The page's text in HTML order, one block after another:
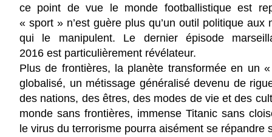
ce point de vue le monde footballistique est
« sport » n’est guère plus qu’un outil politique aux
qui le manipulent. Le dernier épisode
2016 est particulièrement révélateur.
Plus de frontières, la planète transformée en un
globalisé, un métissage généralisé devenu de
des nations, des êtres, des modes de vie et des
monde sans frontières, immense Titanic sans
le virus du terrorisme pourra aisément se répandre